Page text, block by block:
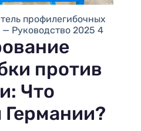
профилегибочных
Руководство 2025 4
против
Что